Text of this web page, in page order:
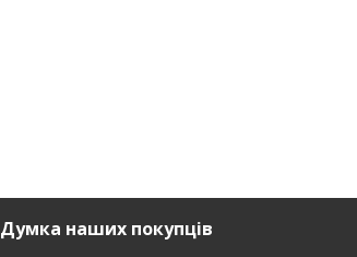
Думка наших покупців